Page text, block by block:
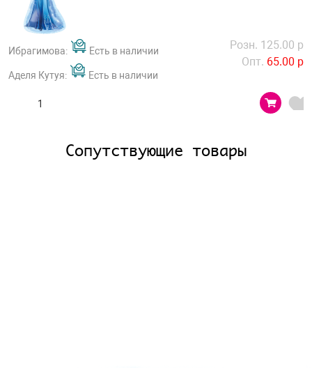
Ибрагимова: Есть в наличии
Аделя Кутуя: Есть в наличии
Розн. 125.00 р
Опт. 65.00 р
Сопутствующие товары